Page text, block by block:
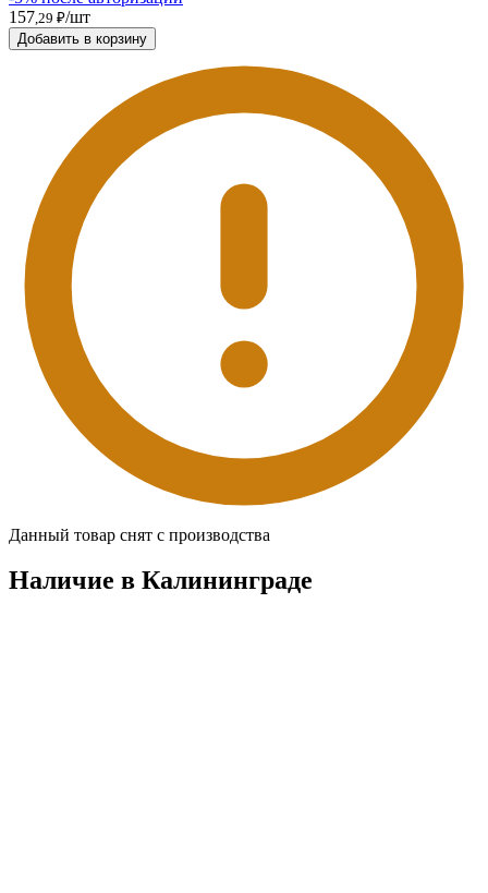
157 ,29 ₽/шт
Добавить в корзину
Данный товар снят с производства
Наличие в Калининградe